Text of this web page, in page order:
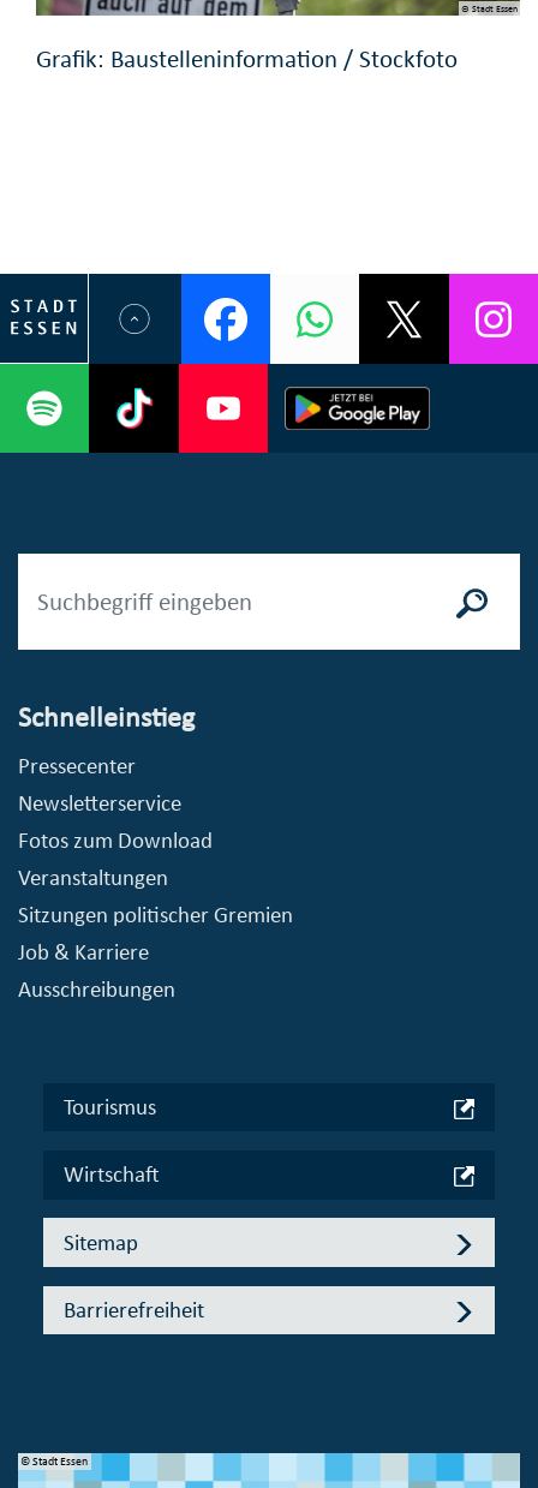
© Stadt Essen
Grafik: Baustelleninformation / Stockfoto
Schnelleinstieg
Pressecenter
Newsletterservice
Fotos zum Download
Veranstaltungen
Sitzungen politischer Gremien
Job & Karriere
Ausschreibungen
Tourismus
Wirtschaft
Sitemap
Barrierefreiheit
© Stadt Essen